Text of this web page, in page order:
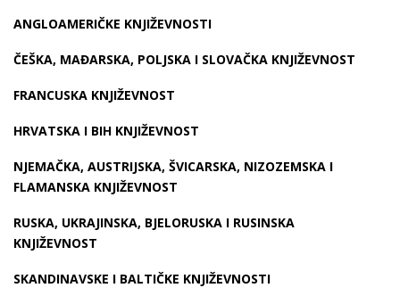
ANGLOAMERIČKE KNJIŽEVNOSTI
ČEŠKA, MAĐARSKA, POLJSKA I SLOVAČKA KNJIŽEVNOST
FRANCUSKA KNJIŽEVNOST
HRVATSKA I BIH KNJIŽEVNOST
NJEMAČKA, AUSTRIJSKA, ŠVICARSKA, NIZOZEMSKA I
FLAMANSKA KNJIŽEVNOST
RUSKA, UKRAJINSKA, BJELORUSKA I RUSINSKA
KNJIŽEVNOST
SKANDINAVSKE I BALTIČKE KNJIŽEVNOSTI